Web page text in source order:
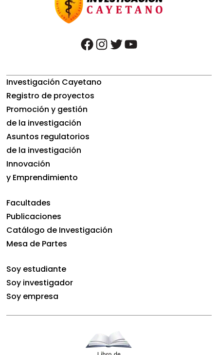
facebook instagram twitter youtube
Investigación Cayetano
Registro de proyectos
Promoción y gestión
de la investigación
Asuntos regulatorios
de la investigación
Innovación
y Emprendimiento
Facultades
Publicaciones
Catálogo de Investigación
Mesa de Partes
Soy estudiante
Soy investigador
Soy empresa